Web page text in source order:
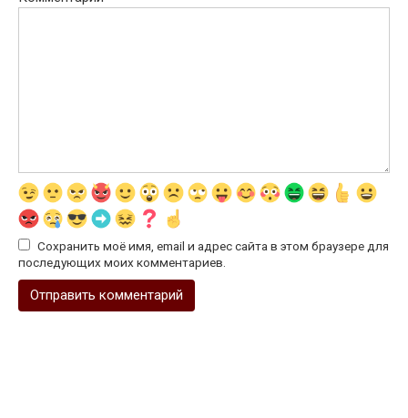
Сохранить моё имя, email и адрес сайта в этом браузере для
последующих моих комментариев.